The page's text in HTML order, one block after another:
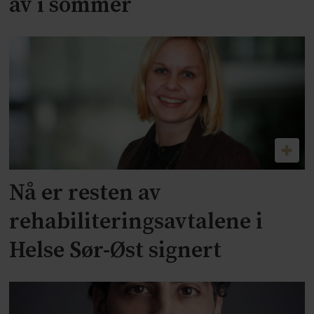
av i sommer
Nå er resten av
rehabiliteringsavtalene i
Helse Sør-Øst signert